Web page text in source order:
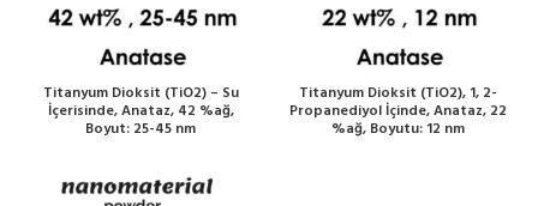
Titanyum Dioksit (TiO2) – Su
İçerisinde, Anataz, 42 %ağ,
Boyut: 25-45 nm
Titanyum Dioksit (TiO2), 1, 2-
Propanediyol İçinde, Anataz, 22
%ağ, Boyutu: 12 nm